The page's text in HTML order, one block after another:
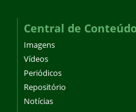
Central de
Imagens
Vídeos
Periódicos
Repositório
Notícias